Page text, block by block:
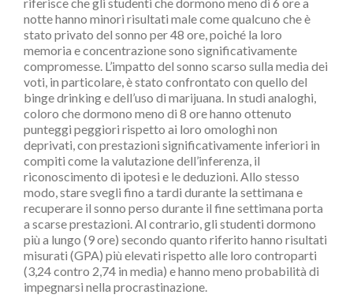
notte hanno minori risultati male come qualcuno che è
stato privato del sonno per 48 ore, poiché la loro
memoria e concentrazione sono significativamente
compromesse. L’impatto del sonno scarso sulla media dei
voti, in particolare, è stato confrontato con quello del
binge drinking e dell’uso di marijuana. In studi analoghi,
coloro che dormono meno di 8 ore hanno ottenuto
punteggi peggiori rispetto ai loro omologhi non
deprivati, con prestazioni significativamente inferiori in
compiti come la valutazione dell’inferenza, il
riconoscimento di ipotesi e le deduzioni. Allo stesso
modo, stare svegli fino a tardi durante la settimana e
recuperare il sonno perso durante il fine settimana porta
a scarse prestazioni. Al contrario, gli studenti dormono
più a lungo (9 ore) secondo quanto riferito hanno risultati
misurati (GPA) più elevati rispetto alle loro controparti
(3,24 contro 2,74 in media) e hanno meno probabilità di
impegnarsi nella procrastinazione.